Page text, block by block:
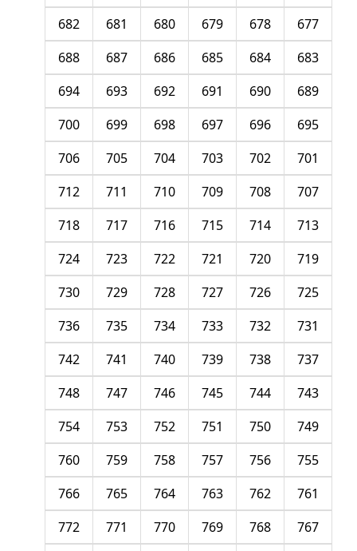
677
678
679
680
681
682
683
684
685
686
687
688
689
690
691
692
693
694
695
696
697
698
699
700
701
702
703
704
705
706
707
708
709
710
711
712
713
714
715
716
717
718
719
720
721
722
723
724
725
726
727
728
729
730
731
732
733
734
735
736
737
738
739
740
741
742
743
744
745
746
747
748
749
750
751
752
753
754
755
756
757
758
759
760
761
762
763
764
765
766
767
768
769
770
771
772